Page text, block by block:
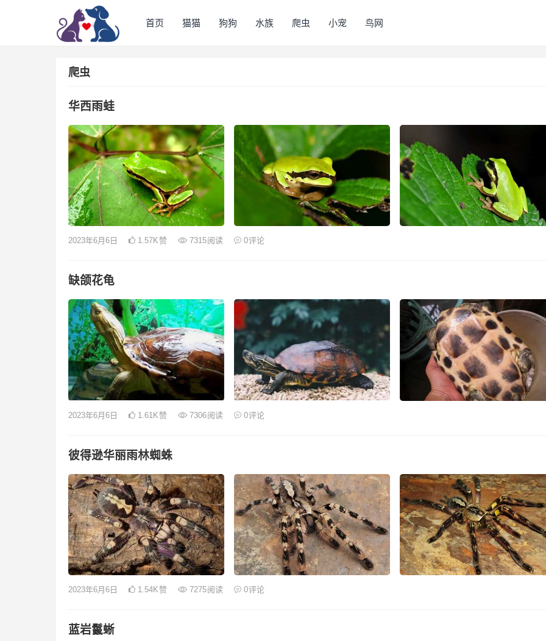
首页 猫猫 狗狗 水族 爬虫 小宠 鸟网
爬虫
华西雨蛙
2023年6月6日 1.57K 赞 7315阅读 0评论
缺颌花龟
2023年6月6日 1.61K 赞 7306阅读 0评论
彼得逊华丽雨林蜘蛛
2023年6月6日 1.54K 赞 7275阅读 0评论
蓝岩鬣蜥